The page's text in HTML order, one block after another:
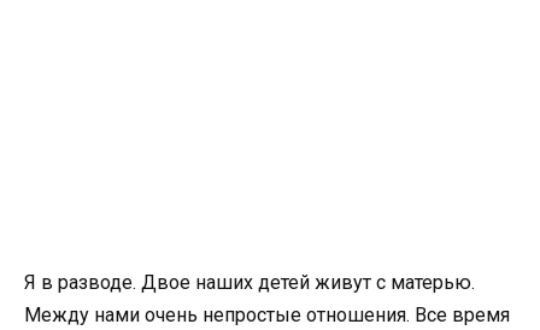
Я в разводе. Двое наших детей живут с матерью.
Между нами очень непростые отношения. Все время